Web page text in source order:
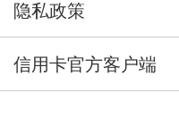
隐私政策
信用卡官方客户端